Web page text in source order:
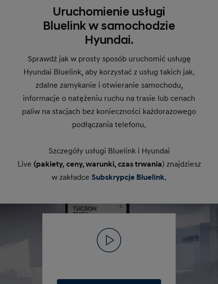
Uruchomienie usługi
Bluelink w samochodzie
Hyundai.
Sprawdź jak w prosty sposób uruchomić usługę
Hyundai Bluelink, aby korzystać z usług takich jak.
zdalne zamykanie i otwieranie samochodu,
informacje o natężeniu ruchu na trasie lub cenach
paliw na stacjach bez konieczności każdorazowego
podłączania telefonu.
Szczegóły usługi Bluelink i Hyundai
Live (pakiety, ceny, warunki, czas trwania) znajdziesz
w zakładce Subskrypcje Bluelink.